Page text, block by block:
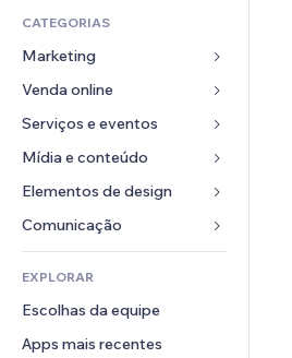
CATEGORIAS
Marketing
Anúncios
Mobile
Análises
Listas do site
Email
Venda online
Apps para lojas
Frete e entrega
Botões de venda
Contabilidade
Cupons e fidelidade
Soluções de armazenamento
Serviços e eventos
Hotéis
Eventos
Restaurantes
Imobiliária
Meus agendamentos
Mídia e conteúdo
Galeria
Músicas
Podcasts
Fotografia
Vídeo
PDF
Elementos de design
Mapas e navegação
Privacidade e segurança
Relógio
Templates de página
Efeitos de imagem
Formulários
Enquetes
Chat
EXPLORAR
Escolhas da equipe
Apps mais recentes